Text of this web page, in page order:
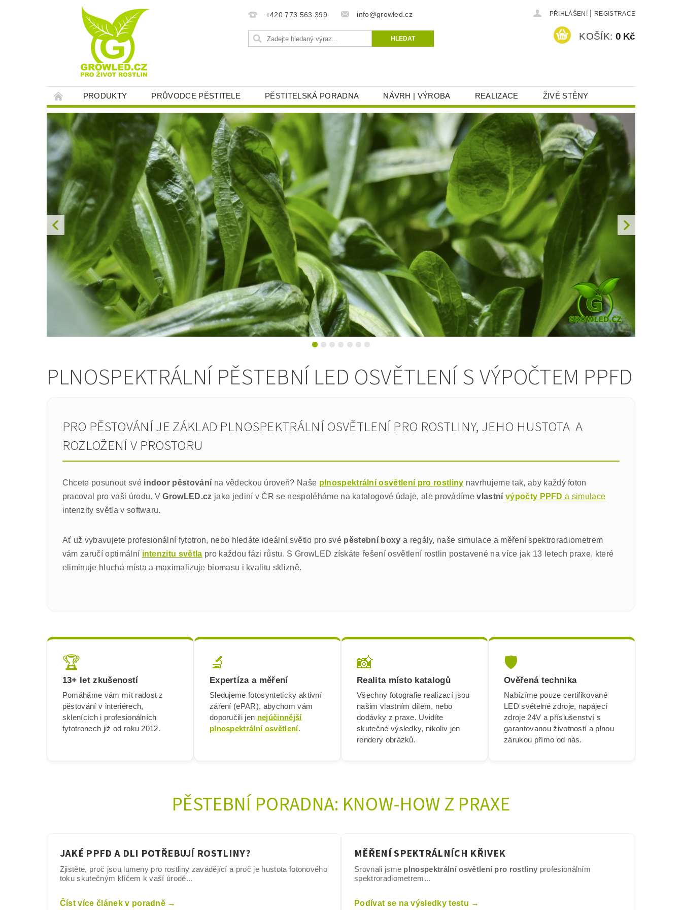
+420 773 563 399 info@growled.cz PŘIHLÁŠENÍ REGISTRACE
KOŠÍK: 0 Kč
PRODUKTY PRŮVODCE PĚSTITELE PĚSTITELSKÁ PORADNA NÁVRH | VÝROBA REALIZACE ŽIVÉ STĚNY
O NÁS KONTAKT JAK NAKUPOVAT REKLAMACE OBCHODNÍ PODMÍNKY OCHRANA OSOBNÍCH ÚDAJŮ (GDPR)
PLNOSPEKTRÁLNÍ PĚSTEBNÍ LED OSVĚTLENÍ S VÝPOČTEM PPFD
PRO PĚSTOVÁNÍ JE ZÁKLAD PLNOSPEKTRÁLNÍ OSVĚTLENÍ PRO ROSTLINY, JEHO HUSTOTA A
ROZLOŽENÍ V PROSTORU
Chcete posunout své indoor pěstování na vědeckou úroveň? Naše plnospektrální osvětlení pro rostliny navrhujeme tak, aby každý foton
pracoval pro vaši úrodu. VGrowLED.cz jako jediní v ČR se nespoléháme na katalogové údaje, ale provádímevlastní výpočty PPFD a simulace
intenzity světla v softwaru.
Ať už vybavujete profesionální fytotron, nebo hledáte ideální světlo pro své pěstební boxy a regály, naše simulace a měření spektroradiometrem
vám zaručí optimální intenzitu světla pro každou fázi růstu. S GrowLED získáte řešení osvětlení rostlin postavené na více jak 13 letech praxe, které
eliminuje hluchá místa a maximalizuje biomasu i kvalitu sklizně.
🏆
13+ let zkušeností
Pomáháme vám mít radost z
pěstování v interiérech,
sklenících i profesionálních
fytotronech již od roku 2012.
🔬
Expertíza a měření
Sledujeme fotosynteticky aktivní
záření (ePAR), abychom vám
doporučili jen nejúčinnější
plnospektrální osvětlení.
📸
Realita místo katalogů
Všechny fotografie realizací jsou
našim vlastním dílem, nebo
dodávky z praxe. Uvidíte
skutečné výsledky, nikoliv jen
rendery obrázků.
🛡️
Ověřená technika
Nabízíme pouze certifikované
LED světelné zdroje, napájecí
zdroje 24V a příslušenství s
garantovanou životností a plnou
zárukou přímo od nás.
PĚSTEBNÍ PORADNA: KNOW-HOW Z PRAXE
JAKÉ PPFD A DLI POTŘEBUJÍ ROSTLINY?
Zjistěte, proč jsou lumeny pro rostliny zavádějící a proč je hustota fotonového
toku skutečným klíčem k vaší úrodě...
Číst více článek v poradně →
MĚŘENÍ SPEKTRÁLNÍCH KŘIVEK
Srovnali jsme plnospektrální osvětlení pro rostliny profesionálním
spektroradiometrem...
Podívat se na výsledky testu →